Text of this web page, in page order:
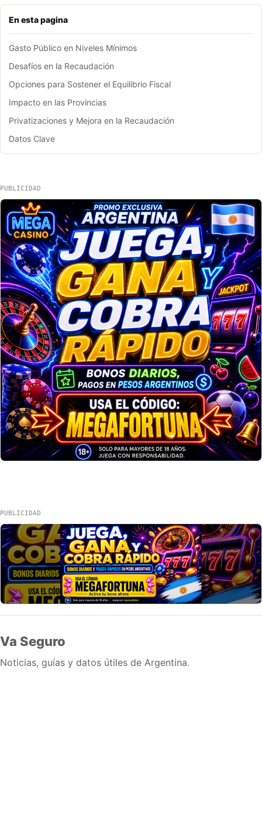
En esta pagina
Gasto Público en Niveles Mínimos
Desafíos en la Recaudación
Opciones para Sostener el Equilibrio Fiscal
Impacto en las Provincias
Privatizaciones y Mejora en la Recaudación
Datos Clave
PUBLICIDAD
PUBLICIDAD
Va Seguro
Noticias, guías y datos útiles de Argentina.